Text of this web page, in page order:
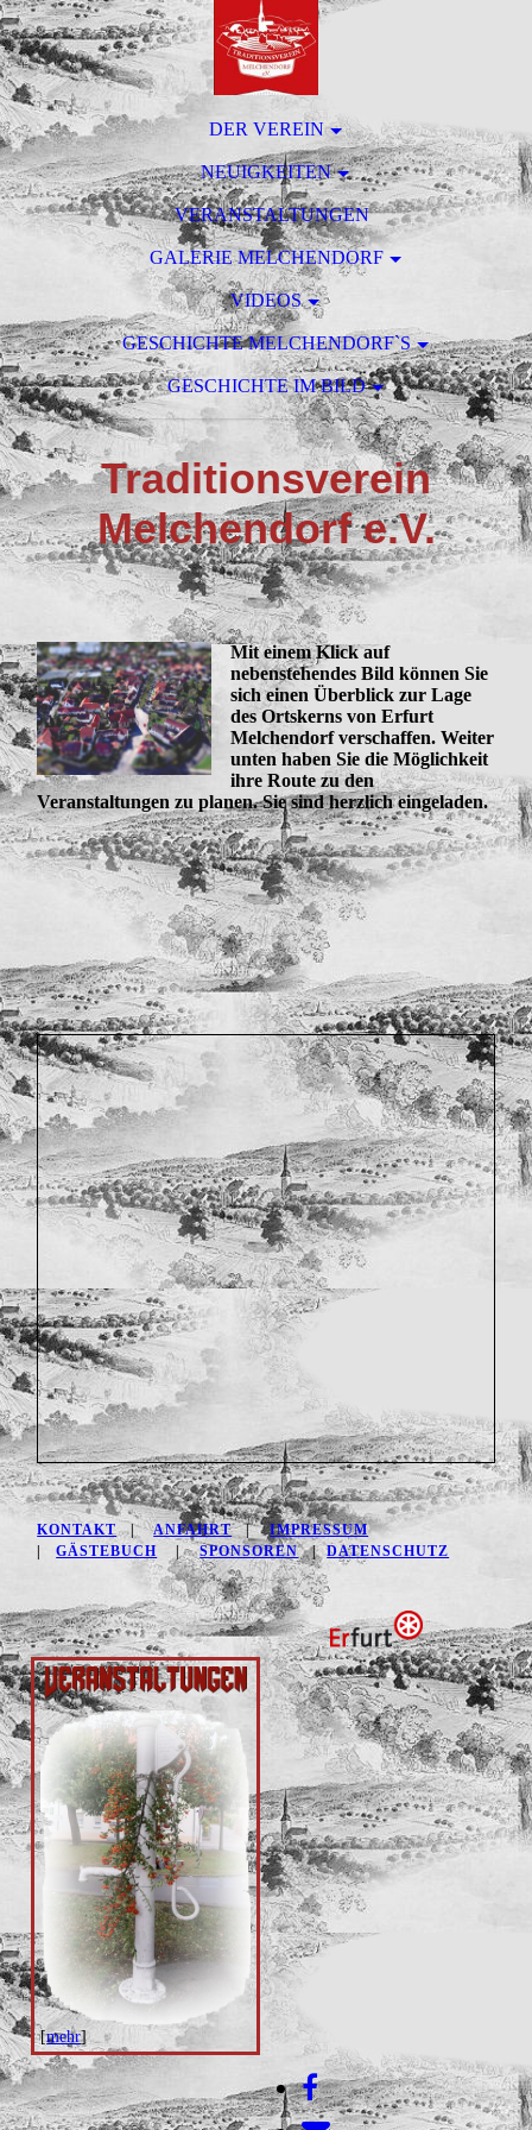
DER VEREIN
NEUIGKEITEN
VERANSTALTUNGEN
GALERIE MELCHENDORF
VIDEOS
GESCHICHTE MELCHENDORF`S
GESCHICHTE IM BILD
Traditionsverein
Melchendorf e.V.
Mit einem Klick auf
nebenstehendes Bild können Sie
sich einen Überblick zur Lage
des Ortskerns von Erfurt
Melchendorf verschaffen. Weiter
unten haben Sie die Möglichkeit
ihre Route zu den
Veranstaltungen zu planen. Sie sind herzlich eingeladen.
KONTAKT|ANFAHRT|IMPRESSUM
|GÄSTEBUCH |SPONSOREN|DATENSCHUTZ
[mehr]